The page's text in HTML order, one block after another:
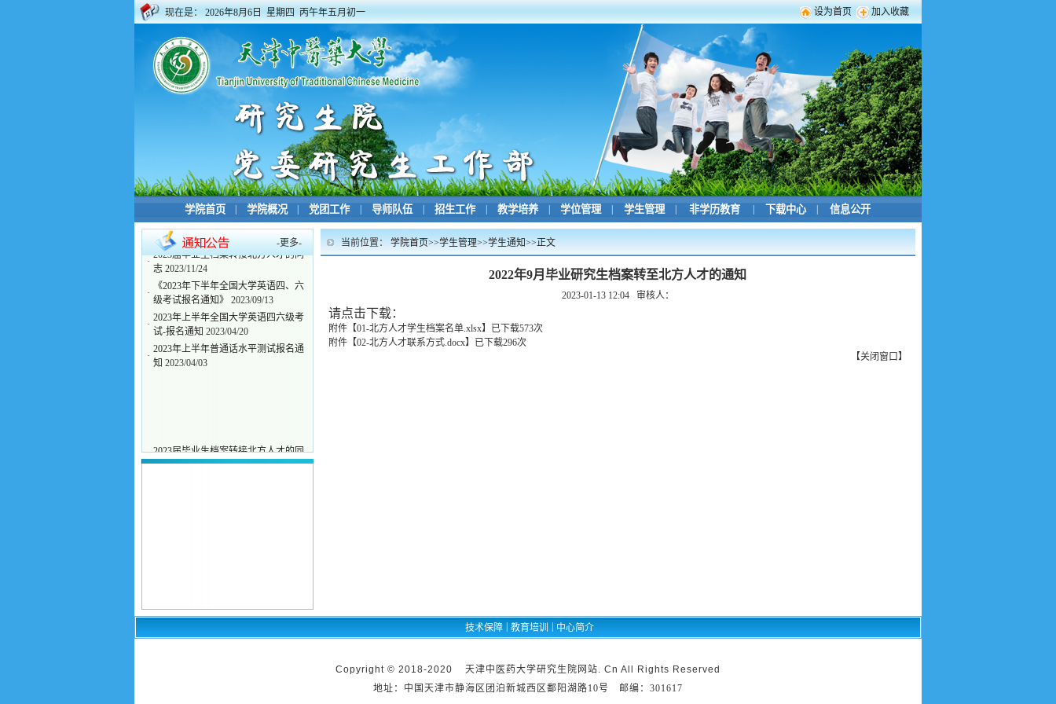
现在是： 2026年8月6日 星期四 丙午年五月初一 设为首页 加入收藏
学院首页 学院概况 党团工作 导师队伍 招生工作 教学培养 学位管理 学生管理 非学历教育 下载中心 信息公开
-更多-
·
2023届毕业生档案转接北方人才的同
志 2023/11/24
·
​《2023年下半年全国大学英语四、六
级考试报名通知》
2023/09/13
·
2023年上半年全国大学英语四六级考
试-报名通知 2023/04/20
·
2023年上半年普通话水平测试报名通
知 2023/04/03
·
2023届毕业生档案转接北方人才的同
志 2023/11/24
当前位置： 学院首页>>学生管理>>学生通知>>正文
2022年9月毕业研究生档案转至北方人才的通知
2023-01-13 12:04 审核人：
请点击下载：
附件【01-北方人才学生档案名单.xlsx】 已下载573次
附件【02-北方人才联系方式.docx】 已下载296次
【关闭窗口】
技术保障 教育培训 中心简介
Copyright © 2018-2020 天津中医药大学研究生院网站. Cn All Rights Reserved
地址：中国天津市静海区团泊新城西区鄱阳湖路10号 邮编：301617